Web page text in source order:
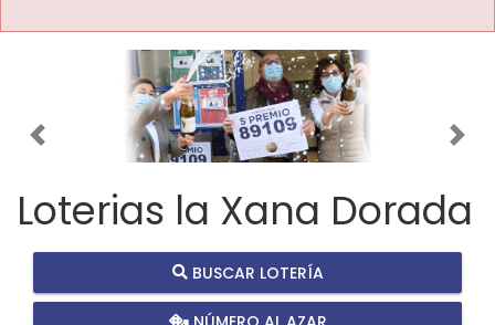
Imagen anterior
Loterias la Xana Dorada
BUSCAR LOTERÍA